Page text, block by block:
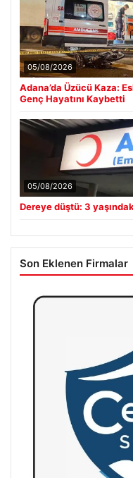
05/08/2026
Adana’da Üzücü Kaza:
Genç Hayatını Kaybetti
05/08/2026
Dereye düştü: 3
Son Eklenen Firmalar